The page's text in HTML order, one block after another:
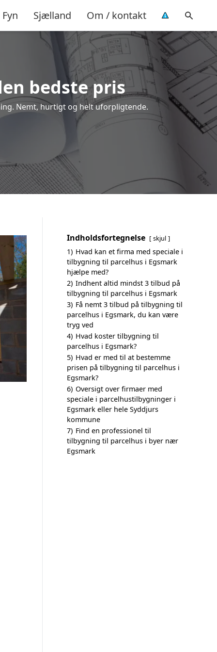
Fyn Sjælland Om / kontakt
bedste pris
Nemt, hurtigt og helt uforpligtende.
Indholdsfortegnelse skjul
1) Hvad kan et firma med speciale i
tilbygning til parcelhus i Egsmark
hjælpe med?
2) Indhent altid mindst 3 tilbud på
tilbygning til parcelhus i Egsmark
3) Få nemt 3 tilbud på tilbygning til
parcelhus i Egsmark, du kan være
tryg ved
4) Hvad koster tilbygning til
parcelhus i Egsmark?
5) Hvad er med til at bestemme
prisen på tilbygning til parcelhus i
Egsmark?
6) Oversigt over firmaer med
speciale i parcelhustilbygninger i
Egsmark eller hele Syddjurs
kommune
7) Find en professionel til
tilbygning til parcelhus i byer nær
Egsmark